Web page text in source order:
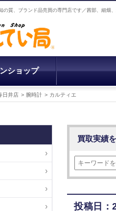
の質、ブランド品売買の専門店です／茜部、細畑
ショップ
日井店 腕時計 カルティエ
買取実績
投稿日：